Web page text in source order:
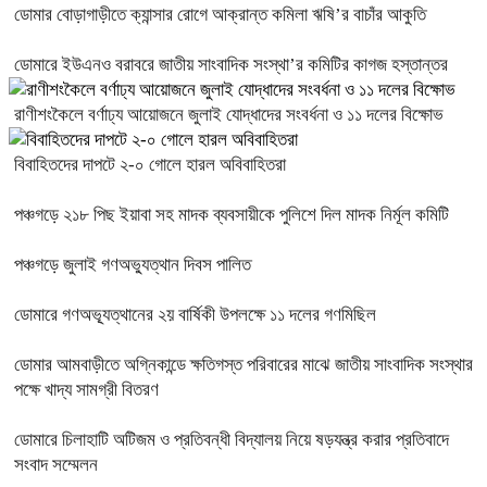
ডোমার বোড়াগাড়ীতে ক্যান্সার রোগে আক্রান্ত কমিলা ঋষি’র বাচাঁর আকুতি
ডোমারে ইউএনও বরাবরে জাতীয় সাংবাদিক সংস্থা’র কমিটির কাগজ হস্তান্তর
রাণীশংকৈলে বর্ণাঢ্য আয়োজনে জুলাই যোদ্ধাদের সংবর্ধনা ও ১১ দলের বিক্ষোভ
বিবাহিতদের দাপটে ২-০ গোলে হারল অবিবাহিতরা
পঞ্চগড়ে ২১৮ পিছ ইয়াবা সহ মাদক ব্যবসায়ীকে পুলিশে দিল মাদক নির্মূল কমিটি
পঞ্চগড়ে জুলাই গণঅভ্যুত্থান দিবস পালিত
ডোমারে গণঅভ্যূত্থানের ২য় বার্ষিকী উপলক্ষে ১১ দলের গণমিছিল
ডোমার আমবাড়ীতে অগ্নিকান্ডে ক্ষতিগস্ত পরিবারের মাঝে জাতীয় সাংবাদিক সংস্থার
পক্ষে খাদ্য সামগ্রী বিতরণ
ডোমারে চিলাহাটি অটিজম ও প্রতিবন্ধী বিদ্যালয় নিয়ে ষড়যন্ত্র করার প্রতিবাদে
সংবাদ সম্মেলন